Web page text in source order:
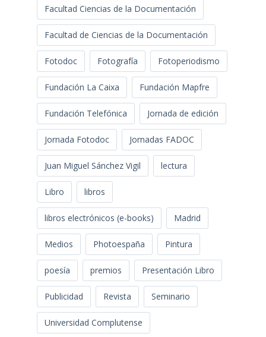
Facultad Ciencias de la Documentación
Facultad de Ciencias de la Documentación
Fotodoc Fotografía Fotoperiodismo
Fundación La Caixa Fundación Mapfre
Fundación Telefónica Jornada de edición
Jornada Fotodoc Jornadas FADOC
Juan Miguel Sánchez Vigil lectura
Libro libros
libros electrónicos (e-books) Madrid
Medios Photoespaña Pintura
poesía premios Presentación Libro
Publicidad Revista Seminario
Universidad Complutense